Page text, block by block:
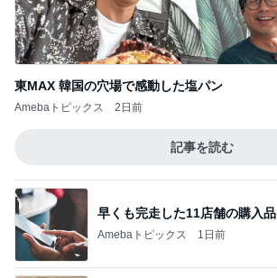
東MAX 韓国の穴場で感動した塩パン
Amebaトピックス 2日前
記事を読む
早くも完走した11店舗の購入品
Amebaトピックス 1日前